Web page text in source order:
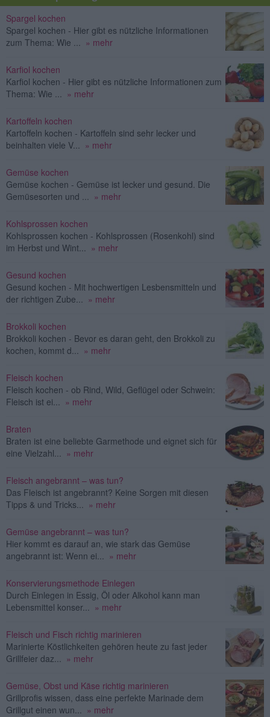
Spargel kochen
Spargel kochen - Hier gibt es nützliche Informationen
zum Thema: Wie ... » mehr
Karfiol kochen
Karfiol kochen - Hier gibt es nützliche Informationen zum
Thema: Wie ... » mehr
Kartoffeln kochen
Kartoffeln kochen - Kartoffeln sind sehr lecker und
beinhalten viele V... » mehr
Gemüse kochen
Gemüse kochen - Gemüse ist lecker und gesund. Die
Gemüsesorten und ... » mehr
Kohlsprossen kochen
Kohlsprossen kochen - Kohlsprossen (Rosenkohl) sind
im Herbst und Wint... » mehr
Gesund kochen
Gesund kochen - Mit hochwertigen Lesbensmitteln und
der richtigen Zube... » mehr
Brokkoli kochen
Brokkoli kochen - Bevor es daran geht, den Brokkoli zu
kochen, kommt d... » mehr
Fleisch kochen
Fleisch kochen - ob Rind, Wild, Geflügel oder Schwein:
Fleisch ist ei... » mehr
Braten
Braten ist eine beliebte Garmethode und eignet sich für
eine Vielzahl... » mehr
Fleisch angebrannt – was tun?
Das Fleisch ist angebrannt? Keine Sorgen mit diesen
Tipps & und Tricks... » mehr
Gemüse angebrannt – was tun?
Hier kommt es darauf an, wie stark das Gemüse
angebrannt ist: Wenn ei... » mehr
Konservierungsmethode Einlegen
Durch Einlegen in Essig, Öl oder Alkohol kann man
Lebensmittel konser... » mehr
Fleisch und Fisch richtig marinieren
Marinierte Köstlichkeiten gehören heute zu fast jeder
Grillfeier daz... » mehr
Gemüse, Obst und Käse richtig marinieren
Grillprofis wissen, dass eine perfekte Marinade dem
Grillgut einen wun... » mehr